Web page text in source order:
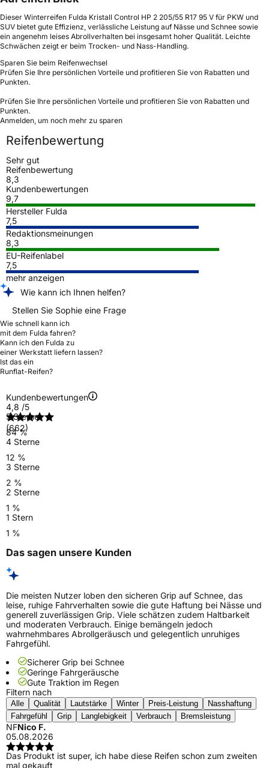
Dieser Winterreifen Fulda Kristall Control HP 2 205/55 R17 95 V für PKW und
SUV bietet gute Effizienz, verlässliche Leistung auf Nässe und Schnee sowie
ein angenehm leises Abrollverhalten bei insgesamt hoher Qualität. Leichte
Schwächen zeigt er beim Trocken- und Nass-Handling.
Sparen Sie beim Reifenwechsel
Prüfen Sie Ihre persönlichen Vorteile und profitieren Sie von Rabatten und
Punkten.
Prüfen Sie Ihre persönlichen Vorteile und profitieren Sie von Rabatten und
Punkten.
Anmelden, um noch mehr zu sparen
Reifenbewertung
Sehr gut
Reifenbewertung
8,3
Kundenbewertungen
9,7
Hersteller Fulda
7,5
Redaktionsmeinungen
8,3
EU-Reifenlabel
7,5
mehr anzeigen
Wie kann ich Ihnen helfen?
Stellen Sie Sophie eine Frage
Wie schnell kann ich
mit dem Fulda fahren?
Kann ich den Fulda zu
einer Werkstatt liefern lassen?
Ist das ein
Runflat-Reifen?
Kundenbewertungen
4,8 /5
(662)
5 Sterne
84 %
4 Sterne
12 %
3 Sterne
2 %
2 Sterne
1 %
1 Stern
1 %
Das sagen unsere Kunden
Die meisten Nutzer loben den sicheren Grip auf Schnee, das
leise, ruhige Fahrverhalten sowie die gute Haftung bei Nässe und
generell zuverlässigen Grip. Viele schätzen zudem Haltbarkeit
und moderaten Verbrauch. Einige bemängeln jedoch
wahrnehmbares Abrollgeräusch und gelegentlich unruhiges
Fahrgefühl.
Sicherer Grip bei Schnee
Geringe Fahrgeräusche
Gute Traktion im Regen
Filtern nach
Alle Qualität Lautstärke Winter Preis-Leistung
Nasshaftung
Fahrgefühl
Grip Langlebigkeit Verbrauch Bremsleistung
NFNico F.
05.08.2026
Das Produkt ist super, ich habe diese Reifen schon zum zweiten
mal gekauft